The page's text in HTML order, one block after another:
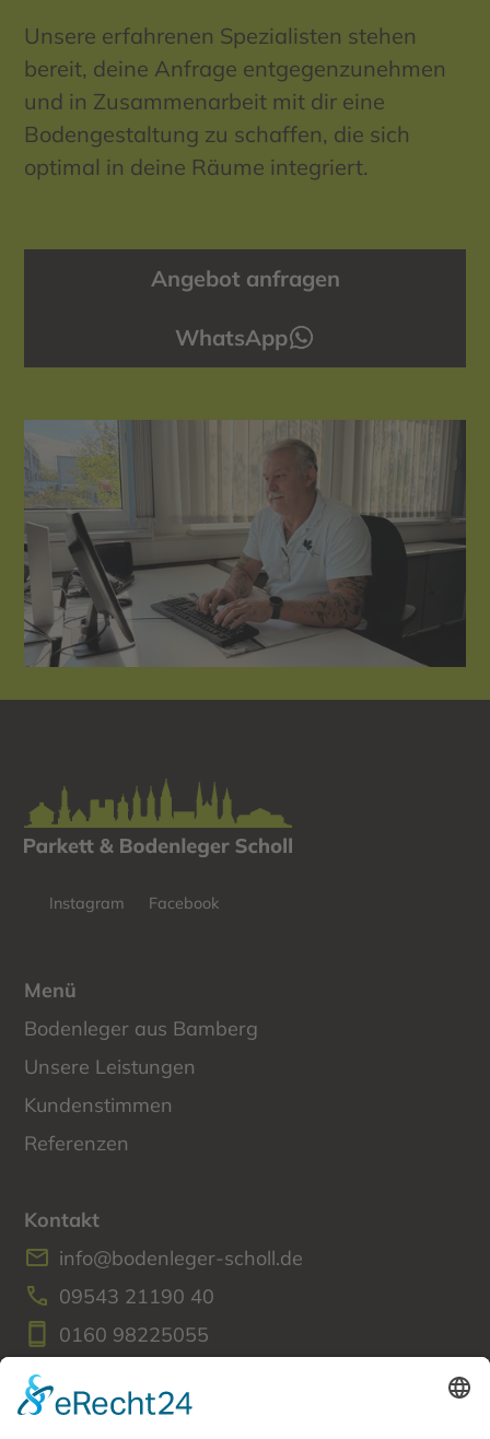
Unsere erfahrenen Spezialisten stehen
bereit, deine Anfrage entgegenzunehmen
und in Zusammenarbeit mit dir eine
Bodengestaltung zu schaffen, die sich
optimal in deine Räume integriert.
Angebot anfragen
WhatsApp
Instagram Facebook
Menü
Bodenleger aus Bamberg
Unsere Leistungen
Kundenstimmen
Referenzen
Kontakt
info@bodenleger-scholl.de
09543 21190 40
0160 98225055
96114 Hirschaid